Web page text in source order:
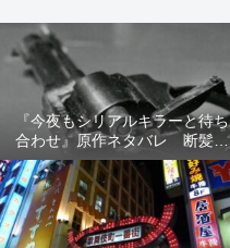
『今夜もシリアルキラーと待ち
合わせ』原作ネタバレ 断髪オ
ブジェ殺人事件 犯人の正体や
結末を解説